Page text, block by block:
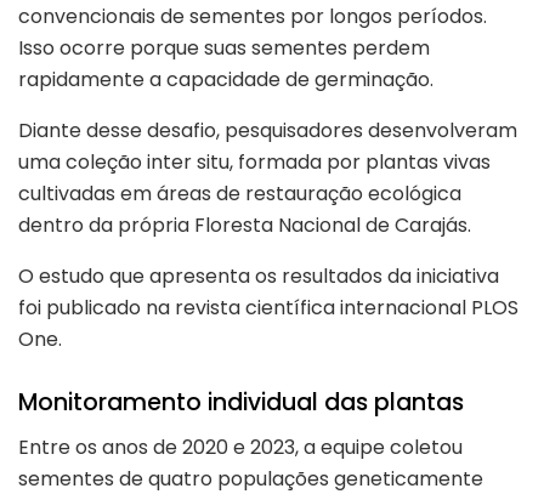
convencionais de sementes por longos períodos.
Isso ocorre porque suas sementes perdem
rapidamente a capacidade de germinação.
Diante desse desafio, pesquisadores desenvolveram
uma coleção inter situ, formada por plantas vivas
cultivadas em áreas de restauração ecológica
dentro da própria Floresta Nacional de Carajás.
O estudo que apresenta os resultados da iniciativa
foi publicado na revista científica internacional PLOS
One.
Monitoramento individual das plantas
Entre os anos de 2020 e 2023, a equipe coletou
sementes de quatro populações geneticamente